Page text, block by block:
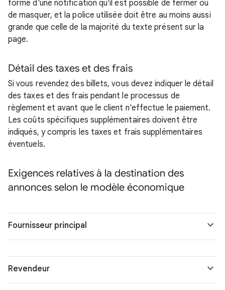
forme d'une notification qu'il est possible de fermer ou
de masquer, et la police utilisée doit être au moins aussi
grande que celle de la majorité du texte présent sur la
page.
Détail des taxes et des frais
Si vous revendez des billets, vous devez indiquer le détail
des taxes et des frais pendant le processus de
règlement et avant que le client n'effectue le paiement.
Les coûts spécifiques supplémentaires doivent être
indiqués, y compris les taxes et frais supplémentaires
éventuels.
Exigences relatives à la destination des
annonces selon le modèle économique
Fournisseur principal
Revendeur